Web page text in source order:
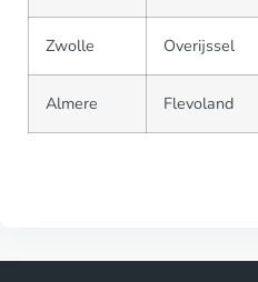
Zwolle Overijssel
Almere Flevoland